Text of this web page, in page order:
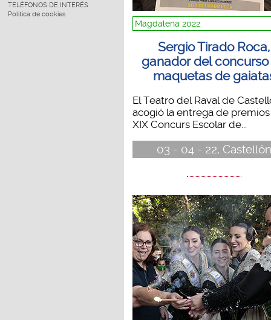
TELÉFONOS DE INTERÉS
Política de cookies
Magdalena 2022
Sergio Tirado Roca,
ganador del
maquetas de
El Teatro del Raval de
acogió la entrega de
XIX Concurs Escolar de...
03 - 04 - 22, Castellón